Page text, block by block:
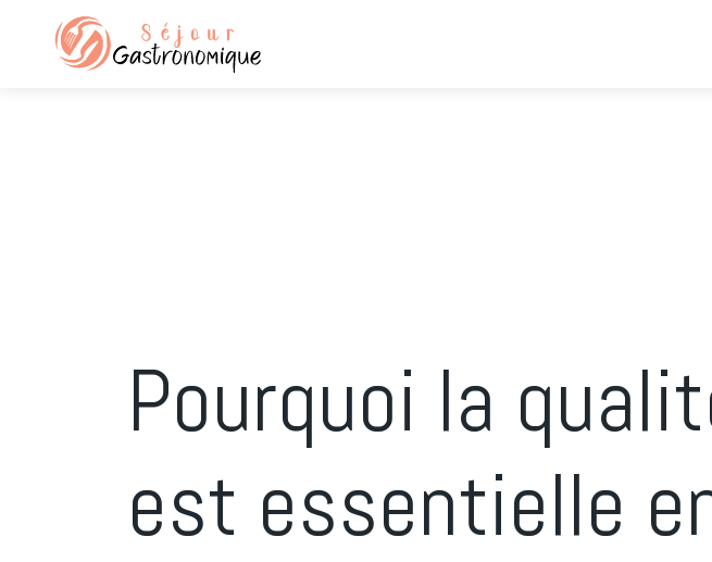
Pourquoi la
est essentielle